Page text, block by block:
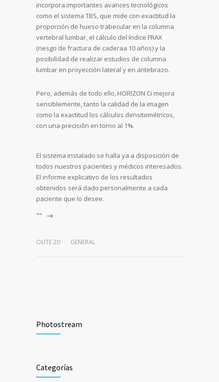
incorpora importantes avances tecnológicos
como el sistema TBS, que mide con exactitud la
proporción de hueso trabecular en la columna
vertebral lumbar, el cálculo del índice FRAX
(riesgo de fractura de caderaa 10 años) y la
posibilidad de realizar estudios de columna
lumbar en proyección lateral y en antebrazo.
Pero, además de todo ello, HORIZON Ci mejora
sensiblemente, tanto la calidad de la imagen
como la exactitud los cálculos densitométricos,
con una precisiôn en torno al 1%.
El sistema instalado se halla ya a disposición de
todos nuestros pacientes y médicos interesados.
El informe explicativo de los resultados
obtenidos será dado personalmente a cada
paciente que lo desee.
""
OLITE 20 GENERAL
Photostream
Categorías